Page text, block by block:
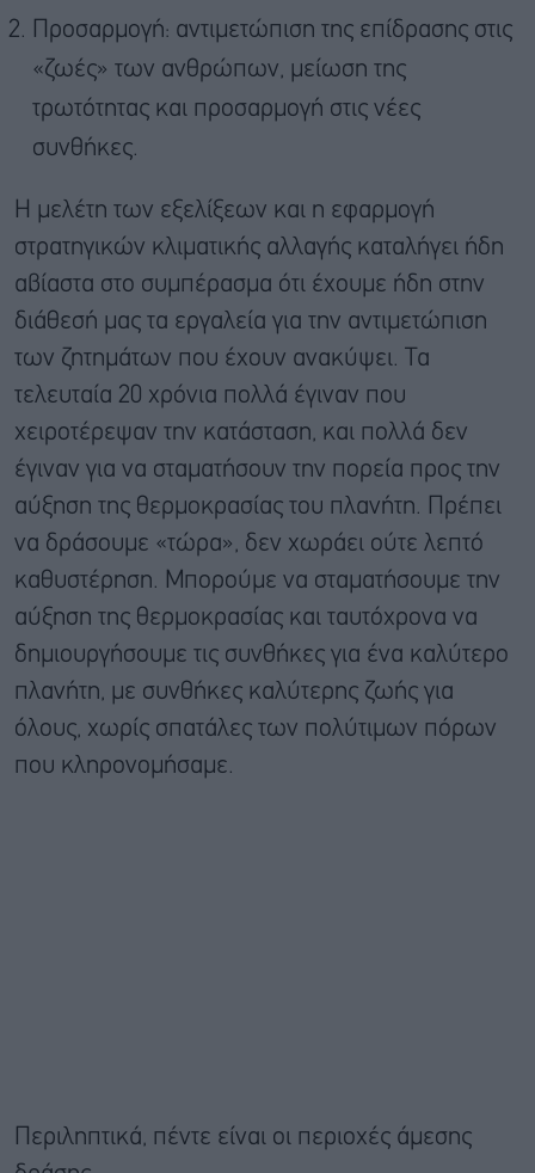
Προσαρμογή: αντιμετώπιση της επίδρασης στις
«ζωές» των ανθρώπων, μείωση της
τρωτότητας και προσαρμογή στις νέες
συνθήκες.
Η μελέτη των εξελίξεων και η εφαρμογή
στρατηγικών κλιματικής αλλαγής καταλήγει ήδη
αβίαστα στο συμπέρασμα ότι έχουμε ήδη στην
διάθεσή μας τα εργαλεία για την αντιμετώπιση
των ζητημάτων που έχουν ανακύψει. Τα
τελευταία 20 χρόνια πολλά έγιναν που
χειροτέρεψαν την κατάσταση, και πολλά δεν
έγιναν για να σταματήσουν την πορεία προς την
αύξηση της θερμοκρασίας του πλανήτη. Πρέπει
να δράσουμε «τώρα», δεν χωράει ούτε λεπτό
καθυστέρηση. Μπορούμε να σταματήσουμε την
αύξηση της θερμοκρασίας και ταυτόχρονα να
δημιουργήσουμε τις συνθήκες για ένα καλύτερο
πλανήτη, με συνθήκες καλύτερης ζωής για
όλους, χωρίς σπατάλες των πολύτιμων πόρων
που κληρονομήσαμε.
Περιληπτικά, πέντε είναι οι περιοχές άμεσης